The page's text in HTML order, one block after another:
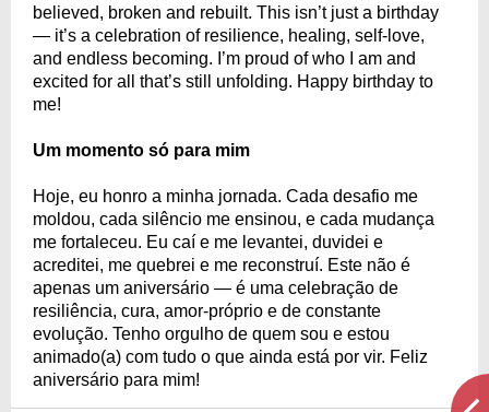
believed, broken and rebuilt. This isn’t just a birthday
— it’s a celebration of resilience, healing, self-love,
and endless becoming. I’m proud of who I am and
excited for all that’s still unfolding. Happy birthday to
me!
Um momento só para mim
Hoje, eu honro a minha jornada. Cada desafio me
moldou, cada silêncio me ensinou, e cada mudança
me fortaleceu. Eu caí e me levantei, duvidei e
acreditei, me quebrei e me reconstruí. Este não é
apenas um aniversário — é uma celebração de
resiliência, cura, amor-próprio e de constante
evolução. Tenho orgulho de quem sou e estou
animado(a) com tudo o que ainda está por vir. Feliz
aniversário para mim!